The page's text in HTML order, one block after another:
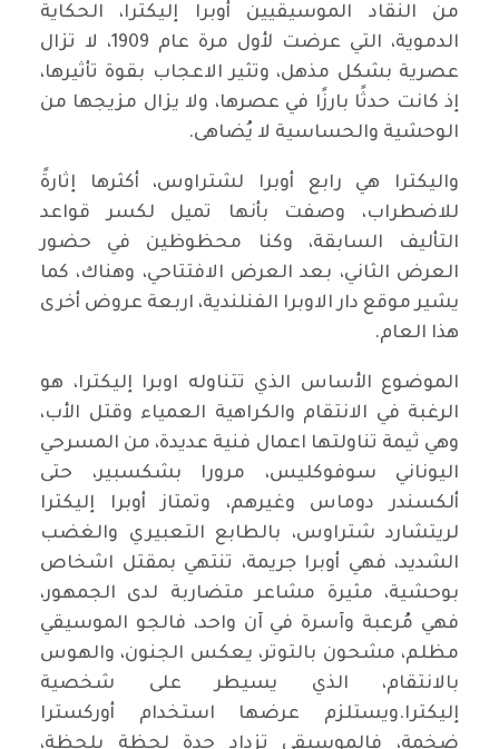
من النقاد الموسيقيين أوبرا إليكترا، الحكاية
الدموية، التي عرضت لأول مرة عام 1909، لا تزال
عصرية بشكل مذهل، وتثير الاعجاب بقوة تأثيرها،
إذ كانت حدثًا بارزًا في عصرها، ولا يزال مزيجها من
الوحشية والحساسية لا يُضاهى.
واليكترا هي رابع أوبرا لشتراوس، أكثرها إثارةً
للاضطراب، وصفت بأنها تميل لكسر قواعد
التأليف السابقة، وكنا محظوظين في حضور
العرض الثاني، بعد العرض الافتتاحي، وهناك، كما
يشير موقع دار الاوبرا الفنلندية، اربعة عروض أخرى
هذا العام.
الموضوع الأساس الذي تتناوله اوبرا إليكترا، هو
الرغبة في الانتقام والكراهية العمياء وقتل الأب،
وهي ثيمة تناولتها اعمال فنية عديدة، من المسرحي
اليوناني سوفوكليس، مرورا بشكسبير، حتى
ألكسندر دوماس وغيرهم، وتمتاز أوبرا إليكترا
لريتشارد شتراوس، بالطابع التعبيري والغضب
الشديد، فهي أوبرا جريمة، تنتهي بمقتل اشخاص
بوحشية، مثيرة مشاعر متضاربة لدى الجمهور،
فهي مُرعبة وآسرة في آن واحد، فالجو الموسيقي
مظلم، مشحون بالتوتر، يعكس الجنون، والهوس
بالانتقام، الذي يسيطر على شخصية
إليكترا.ويستلزم عرضها استخدام أوركسترا